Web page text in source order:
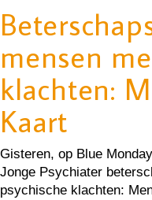
mensen
klachten:
Kaart
Gisteren, op Blue
Jonge Psychiater
psychische klachten: